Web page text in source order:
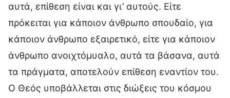
αυτά, επίθεση είναι και γι’ αυτούς. Είτε
πρόκειται για κάποιον άνθρωπο σπουδαίο, για
κάποιον άνθρωπο εξαιρετικό, είτε για κάποιον
άνθρωπο ανοιχτόμυαλο, αυτά τα βάσανα, αυτά
τα πράγματα, αποτελούν επίθεση εναντίον του.
Ο Θεός υποβάλλεται στις διώξεις του κόσμου